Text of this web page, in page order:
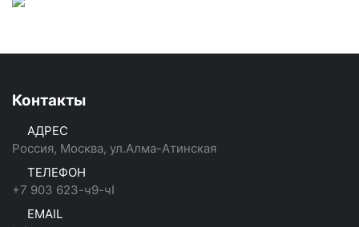
Контакты
АДРЕС
Россия, Москва, ул.Алма-Атинская
ТЕЛЕФОН
+7 903 623-ч9-чI
EMAIL